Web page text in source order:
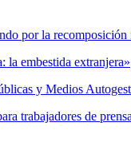
por la recomposición
la embestida extranjera»
y Medios
trabajadores de